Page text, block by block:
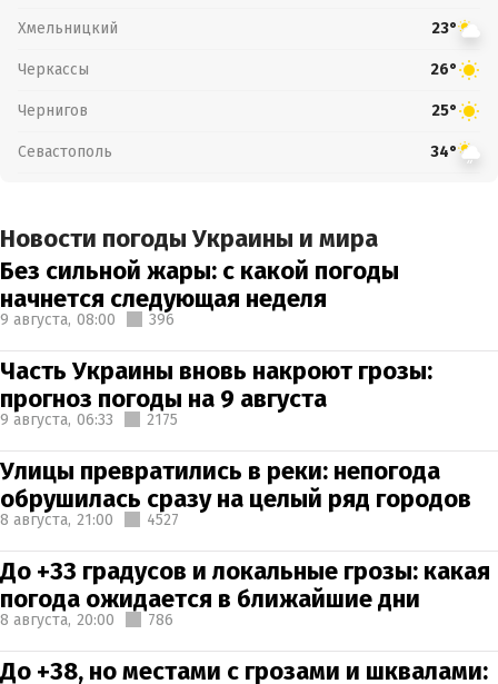
Хмельницкий 23°
Черкассы 26°
Чернигов 25°
Севастополь 34°
Новости погоды Украины и мира
Без сильной жары: с какой погоды
начнется следующая неделя
9 августа, 08:00 396
Часть Украины вновь накроют грозы:
прогноз погоды на 9 августа
9 августа, 06:33 2175
Улицы превратились в реки: непогода
обрушилась сразу на целый ряд городов
8 августа, 21:00 4527
До +33 градусов и локальные грозы: какая
погода ожидается в ближайшие дни
8 августа, 20:00 786
До +38, но местами с грозами и шквалами: